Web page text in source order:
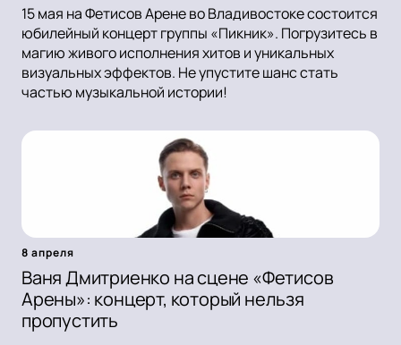
15 мая на Фетисов Арене во Владивостоке состоится
юбилейный концерт группы «Пикник». Погрузитесь в
магию живого исполнения хитов и уникальных
визуальных эффектов. Не упустите шанс стать
частью музыкальной истории!
8 апреля
Ваня Дмитриенко на сцене «Фетисов
Арены»: концерт, который нельзя
пропустить